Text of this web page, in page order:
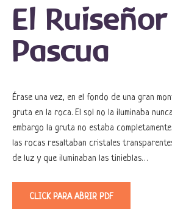
El Ruiseñor
Pascua
Érase una vez, en el fondo de una gran
gruta en la roca. El sol no la iluminaba
embargo la gruta no estaba
las rocas resaltaban cristales
de luz y que iluminaban las tinieblas…
CLICK PARA ABRIR PDF